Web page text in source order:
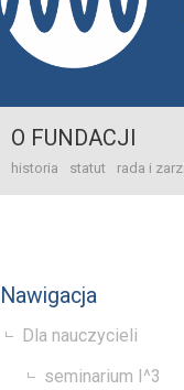
O FUNDACJI
historia statut rada i zarząd
Nawigacja
Dla nauczycieli
seminarium I^3